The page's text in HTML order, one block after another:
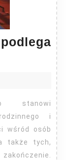
i
wśród osób
także tych,